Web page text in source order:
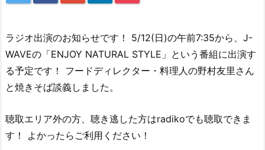
ラジオ出演のお知らせです！ 5/12(日)の午前7:35から、J-
WAVEの「ENJOY NATURAL STYLE」という番組に出演す
る予定です！ フードディレクター・料理人の野村友里さん
と焼きそば談義しました。
聴取エリア外の方、聴き逃した方はradikoでも聴取できま
す！ よかったらご利用ください！